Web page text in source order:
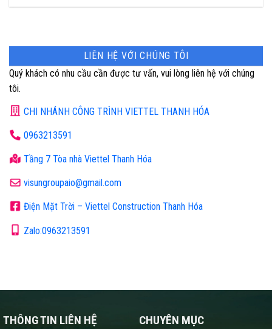
LIÊN HỆ VỚI CHÚNG TÔI
Quý khách có nhu cầu cần được tư vấn, vui lòng liên hệ với chúng
tôi.
CHI NHÁNH CÔNG TRÌNH VIETTEL THANH HÓA
0963213591
Tầng 7 Tòa nhà Viettel Thanh Hóa
visungroupaio@gmail.com
Điện Mặt Trời – Viettel Construction Thanh Hóa
Zalo:0963213591
THÔNG TIN LIÊN HỆ CHUYÊN MỤC